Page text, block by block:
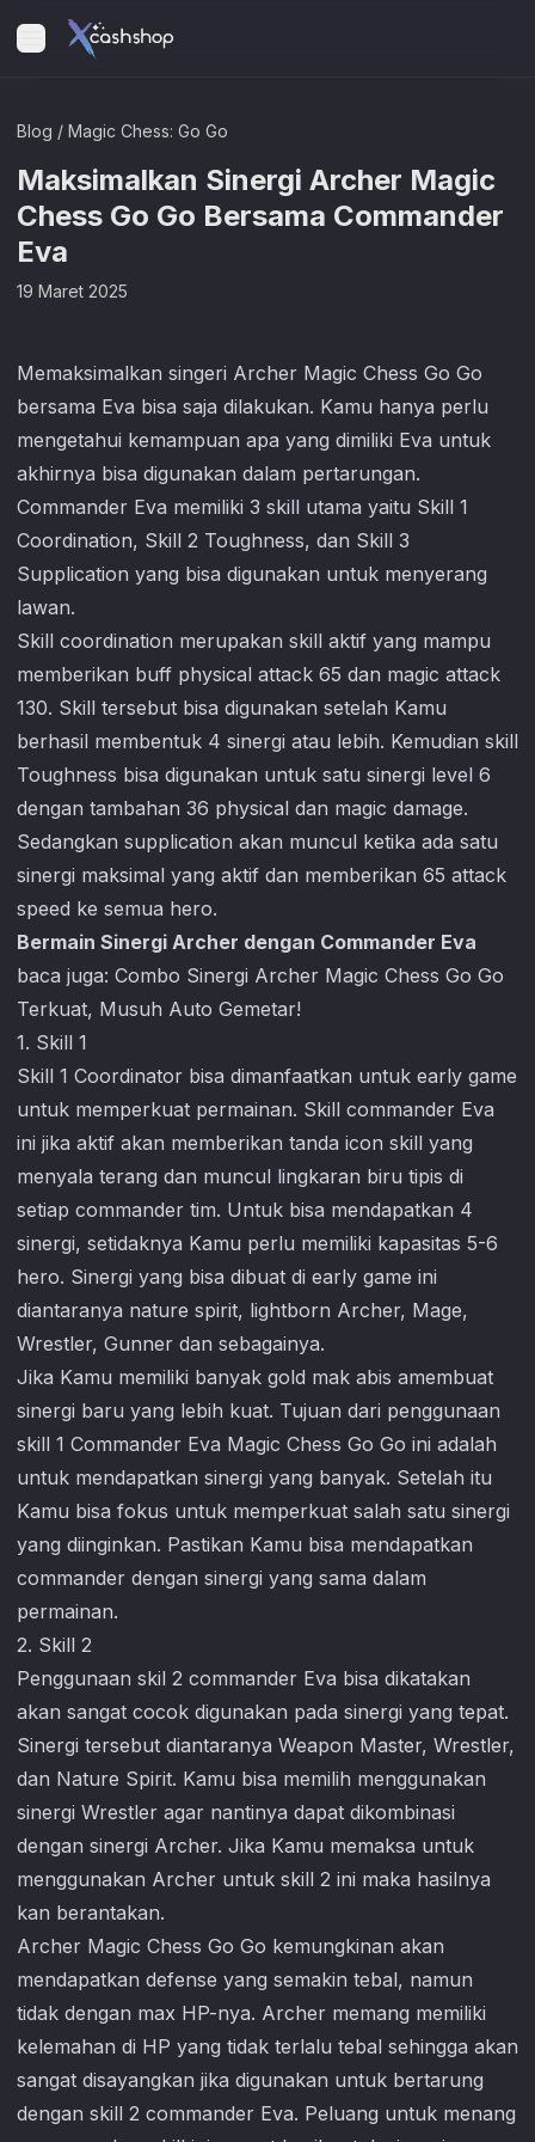
Blog / Magic Chess: Go Go
Maksimalkan Sinergi Archer Magic
Chess Go Go Bersama Commander
Eva
19 Maret 2025
Memaksimalkan singeri Archer Magic Chess Go Go
bersama Eva bisa saja dilakukan. Kamu hanya perlu
mengetahui kemampuan apa yang dimiliki Eva untuk
akhirnya bisa digunakan dalam pertarungan.
Commander Eva memiliki 3 skill utama yaitu Skill 1
Coordination, Skill 2 Toughness, dan Skill 3
Supplication yang bisa digunakan untuk menyerang
lawan.
Skill coordination merupakan skill aktif yang mampu
memberikan buff physical attack 65 dan magic attack
130. Skill tersebut bisa digunakan setelah Kamu
berhasil membentuk 4 sinergi atau lebih. Kemudian skill
Toughness bisa digunakan untuk satu sinergi level 6
dengan tambahan 36 physical dan magic damage.
Sedangkan supplication akan muncul ketika ada satu
sinergi maksimal yang aktif dan memberikan 65 attack
speed ke semua hero.
Bermain Sinergi Archer dengan Commander Eva
baca juga: Combo Sinergi Archer Magic Chess Go Go
Terkuat, Musuh Auto Gemetar!
1. Skill 1
Skill 1 Coordinator bisa dimanfaatkan untuk early game
untuk memperkuat permainan. Skill commander Eva
ini jika aktif akan memberikan tanda icon skill yang
menyala terang dan muncul lingkaran biru tipis di
setiap commander tim. Untuk bisa mendapatkan 4
sinergi, setidaknya Kamu perlu memiliki kapasitas 5-6
hero. Sinergi yang bisa dibuat di early game ini
diantaranya nature spirit, lightborn Archer, Mage,
Wrestler, Gunner dan sebagainya.
Jika Kamu memiliki banyak gold mak abis amembuat
sinergi baru yang lebih kuat. Tujuan dari penggunaan
skill 1 Commander Eva Magic Chess Go Go ini adalah
untuk mendapatkan sinergi yang banyak. Setelah itu
Kamu bisa fokus untuk memperkuat salah satu sinergi
yang diinginkan. Pastikan Kamu bisa mendapatkan
commander dengan sinergi yang sama dalam
permainan.
2. Skill 2
Penggunaan skil 2 commander Eva bisa dikatakan
akan sangat cocok digunakan pada sinergi yang tepat.
Sinergi tersebut diantaranya Weapon Master, Wrestler,
dan Nature Spirit. Kamu bisa memilih menggunakan
sinergi Wrestler agar nantinya dapat dikombinasi
dengan sinergi Archer. Jika Kamu memaksa untuk
menggunakan Archer untuk skill 2 ini maka hasilnya
kan berantakan.
Archer Magic Chess Go Go kemungkinan akan
mendapatkan defense yang semakin tebal, namun
tidak dengan max HP-nya. Archer memang memiliki
kelemahan di HP yang tidak terlalu tebal sehingga akan
sangat disayangkan jika digunakan untuk bertarung
dengan skill 2 commander Eva. Peluang untuk menang